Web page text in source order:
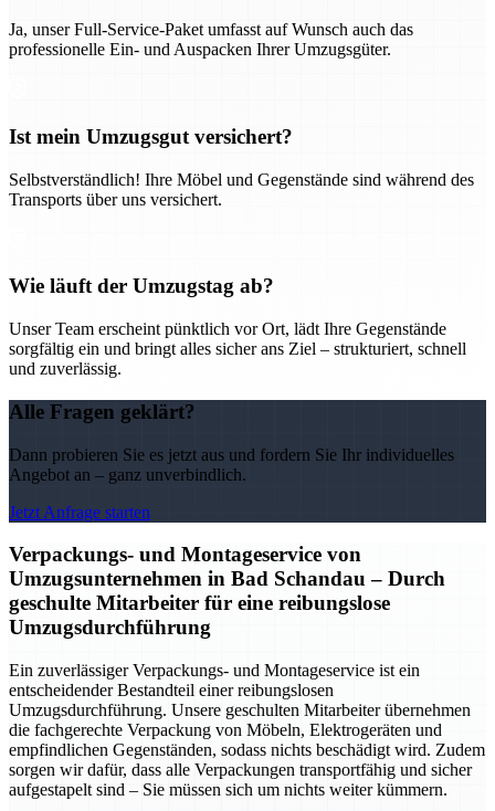
Ja, unser Full-Service-Paket umfasst auf Wunsch auch das
professionelle Ein- und Auspacken Ihrer Umzugsgüter.
Ist mein Umzugsgut versichert?
Selbstverständlich! Ihre Möbel und Gegenstände sind während des
Transports über uns versichert.
Wie läuft der Umzugstag ab?
Unser Team erscheint pünktlich vor Ort, lädt Ihre Gegenstände
sorgfältig ein und bringt alles sicher ans Ziel – strukturiert, schnell
und zuverlässig.
Alle Fragen geklärt?
Dann probieren Sie es jetzt aus und fordern Sie Ihr individuelles
Angebot an – ganz unverbindlich.
Jetzt Anfrage starten
Verpackungs- und Montageservice von
Umzugsunternehmen in Bad Schandau – Durch
geschulte Mitarbeiter für eine reibungslose
Umzugsdurchführung
Ein zuverlässiger Verpackungs- und Montageservice ist ein
entscheidender Bestandteil einer reibungslosen
Umzugsdurchführung. Unsere geschulten Mitarbeiter übernehmen
die fachgerechte Verpackung von Möbeln, Elektrogeräten und
empfindlichen Gegenständen, sodass nichts beschädigt wird. Zudem
sorgen wir dafür, dass alle Verpackungen transportfähig und sicher
aufgestapelt sind – Sie müssen sich um nichts weiter kümmern.